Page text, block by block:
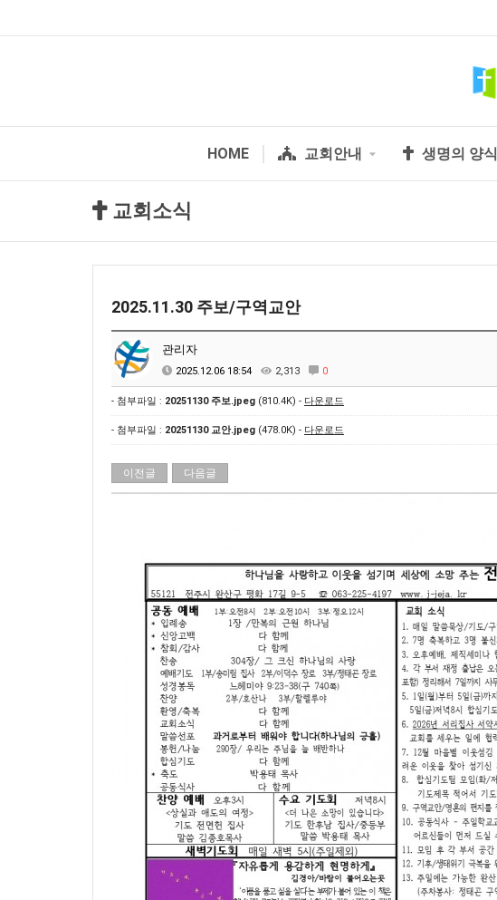
HOME 교회안내 생명의 양식
교회소식
2025.11.30 주보/구역교안
관리자
2025.12.06 18:54 2,313 0
- 첨부파일 : 20251130 주보.jpeg (810.4K) - 다운로드
- 첨부파일 : 20251130 교안.jpeg (478.0K) - 다운로드
이전글 다음글